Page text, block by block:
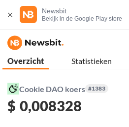
Newsbit
Bekijk in de Google Play store
Overzicht Statistieken
Cookie DAO koers #1383
$ 0,008328